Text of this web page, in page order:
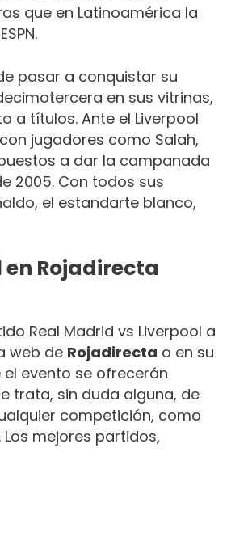
que en Latinoamérica la
pasar a conquistar su
en sus vitrinas,
a títulos. Ante el Liverpool
jugadores como Salah,
a dar la campanada
2005. Con todos sus
el estandarte blanco,
en Rojadirecta
Real Madrid vs Liverpool a
web de Rojadirecta o en su
evento se ofrecerán
trata, sin duda alguna, de
competición, como
Los mejores partidos,